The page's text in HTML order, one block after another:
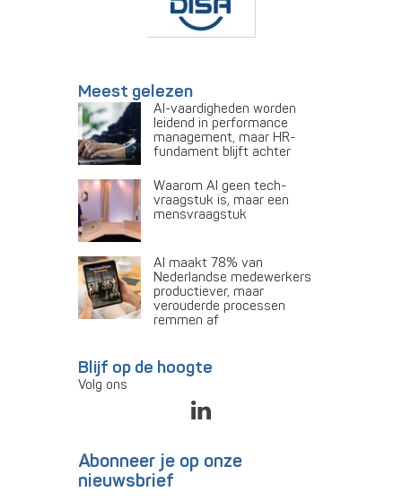
Meest gelezen
AI-vaardigheden worden
leidend in performance
management, maar HR-
fundament blijft achter
Waarom AI geen tech-
vraagstuk is, maar een
mensvraagstuk
AI maakt 78% van
Nederlandse medewerkers
productiever, maar
verouderde processen
remmen af
Blijf op de hoogte
Volg ons
Abonneer je op onze
nieuwsbrief